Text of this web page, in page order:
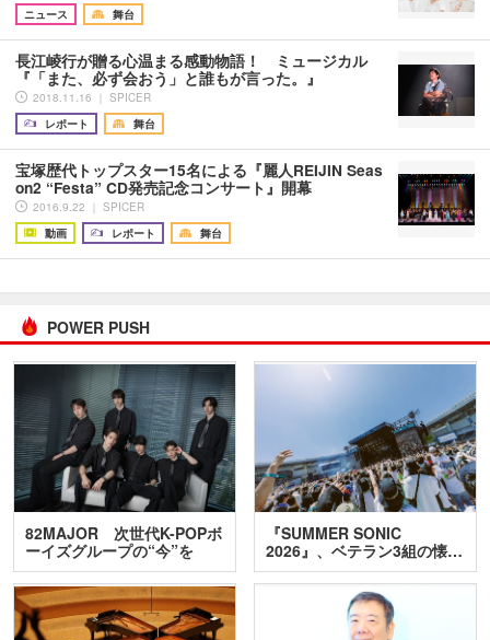
ニュース
舞台
長江崚行が贈る心温まる感動物語！ ミュージカル
『「また、必ず会おう」と誰もが言った。』
2018.11.16 ｜ SPICER
レポート
舞台
宝塚歴代トップスター15名による『麗人REIJIN Seas
on2 “Festa” CD発売記念コンサート』開幕
2016.9.22 ｜ SPICER
動画
レポート 舞台
POWER PUSH
82MAJOR 次世代K-POPボ
ーイズグループの“今”を
訊…
『SUMMER SONIC
2026』、ベテラン3組の懐…